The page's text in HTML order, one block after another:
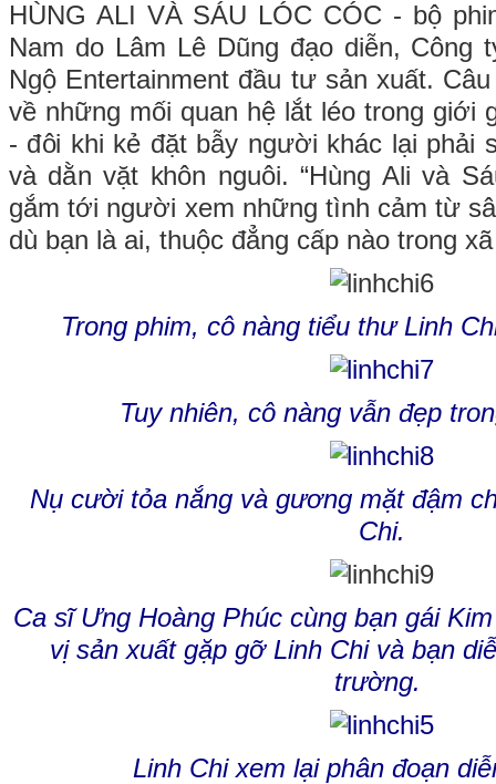
HÙNG ALI VÀ SÁU LÓC CÓC - bộ
Nam do Lâm Lê Dũng đạo diễn, Công
Ngộ Entertainment đầu tư sản xuất.
về những mối quan hệ lắt léo trong giới
- đôi khi kẻ đặt bẫy người khác lại phải
và dằn vặt khôn nguôi. “Hùng Ali và
gắm tới người xem những tình cảm từ
dù bạn là ai, thuộc đẳng cấp nào trong
Trong phim, cô nàng tiểu thư Linh
Tuy nhiên, cô nàng vẫn đẹp
Nụ cười tỏa nắng và gương mặt đậm
Chi.
Ca sĩ Ưng Hoàng Phúc cùng bạn gái
vị sản xuất gặp gỡ Linh Chi và bạn
trường.
Linh Chi xem lại phân đoạn